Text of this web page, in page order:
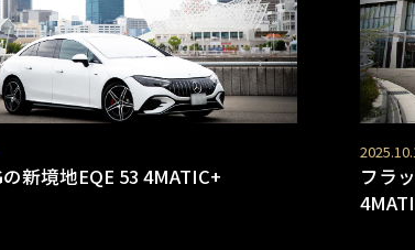
新境地EQE 53 4MATIC+
フラ